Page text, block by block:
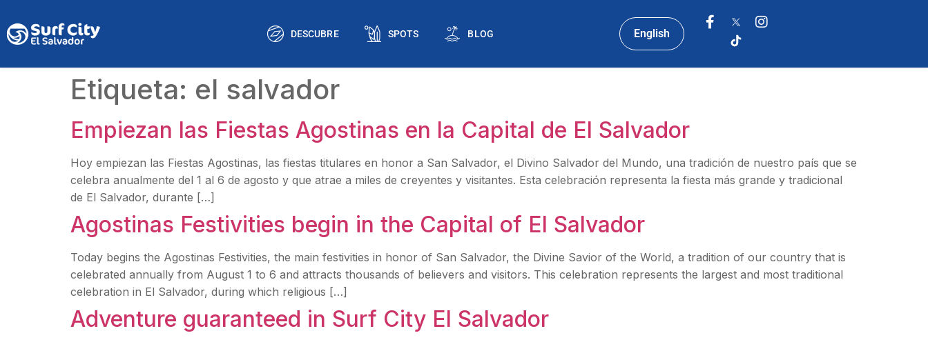
DESCUBRE SPOTS BLOG English
Etiqueta: el salvador
Empiezan las Fiestas Agostinas en la Capital de El Salvador
Hoy empiezan las Fiestas Agostinas, las fiestas titulares en honor a San Salvador, el Divino Salvador del Mundo, una tradición de nuestro país que se
celebra anualmente del 1 al 6 de agosto y que atrae a miles de creyentes y visitantes. Esta celebración representa la fiesta más grande y tradicional
de El Salvador, durante […]
Agostinas Festivities begin in the Capital of El Salvador
Today begins the Agostinas Festivities, the main festivities in honor of San Salvador, the Divine Savior of the World, a tradition of our country that is
celebrated annually from August 1 to 6 and attracts thousands of believers and visitors. This celebration represents the largest and most traditional
celebration in El Salvador, during which religious […]
Adventure guaranteed in Surf City El Salvador